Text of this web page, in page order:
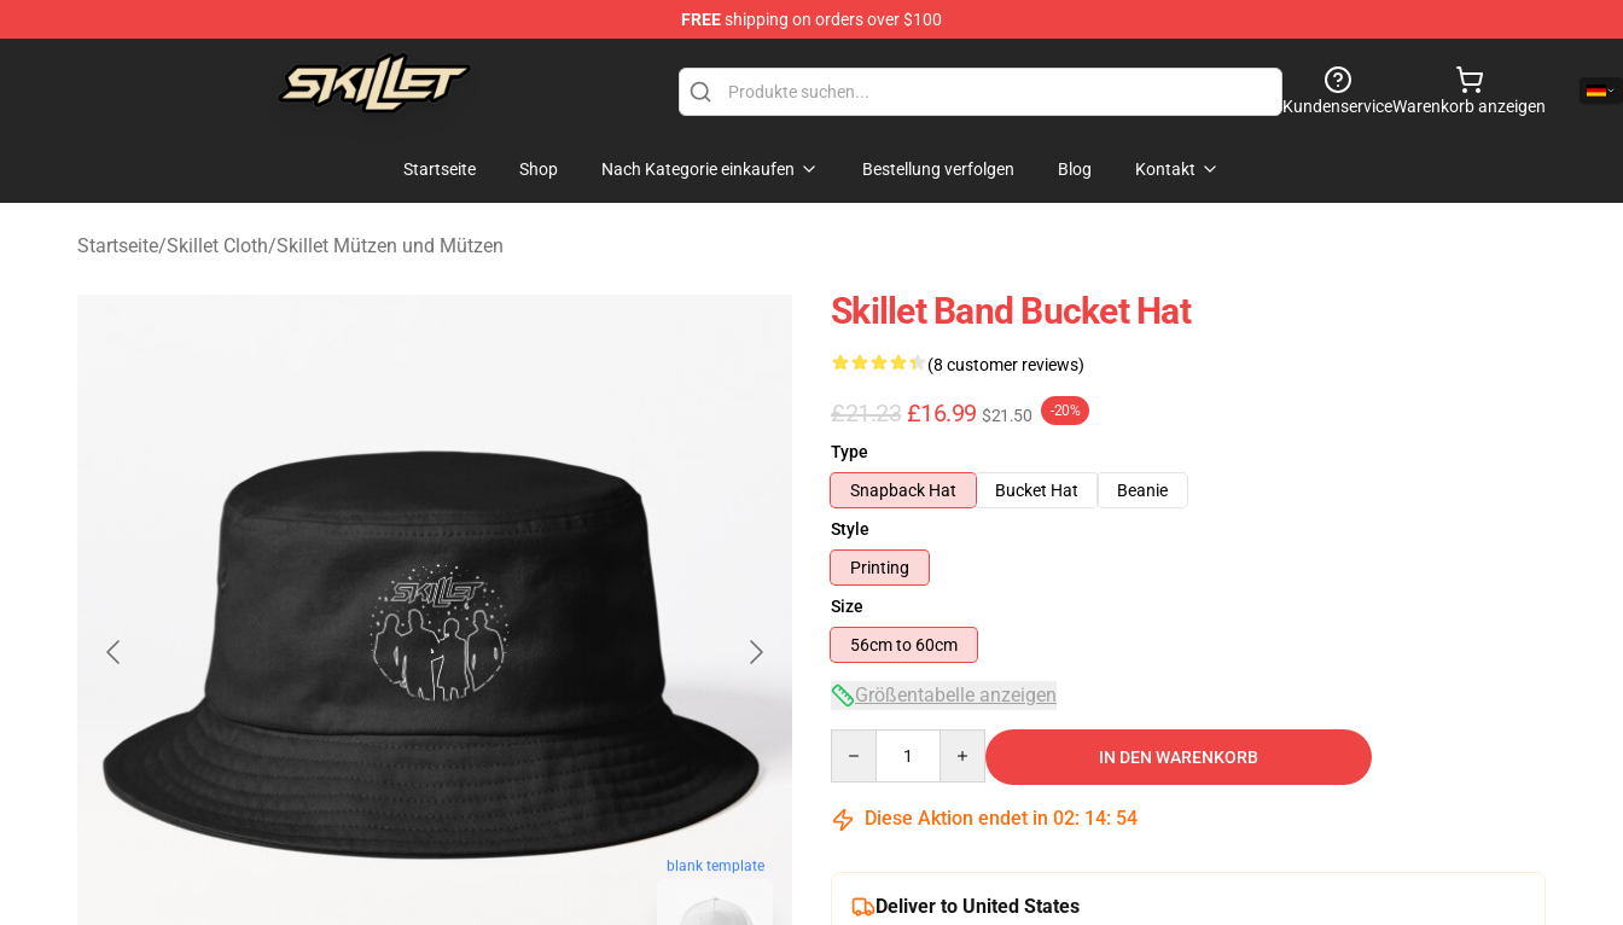
FREEshipping on orders over $100
Skillet Shop - Official Skillet Merchandise Store
KundenserviceWarenkorb anzeigen
Startseite Shop Nach Kategorie einkaufen Bestellung verfolgen Blog Kontakt
Startseite/Skillet Cloth/Skillet Mützen und Mützen
blank template
Skillet Band Bucket Hat
(8 customer reviews)
£21.23 £16.99 $21.50 -20%
Type
Snapback Hat
Bucket Hat
Beanie
Style
Printing
Size
56cm to 60cm
Größentabelle anzeigen
IN DEN WARENKORB
Diese Aktion endet in 02: 14: 53
Deliver to United States